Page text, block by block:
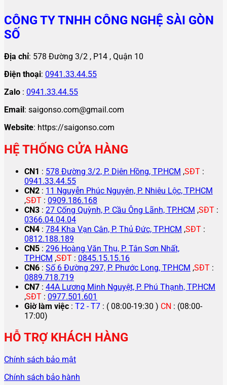
CÔNG TY TNHH CÔNG NGHỆ SÀI GÒN
SỐ
Địa chỉ: 578 Đường 3/2 , P14 , Quận 10
Điện thoại: 0941.33.44.55
Zalo : 0941.33.44.55
Email: saigonso.com@gmail.com
Website: https://saigonso.com
HỆ THỐNG CỬA HÀNG
CN1 : 578 Đường 3/2, P. Diên Hồng, TP.HCM ,SĐT :
0941.33.44.55
CN2 : 11 Nguyễn Phúc Nguyên, P. Nhiêu Lộc, TP.HCM
,SĐT : 0909.186.168
CN3 : 27 Cống Quỳnh, P. Cầu Ông Lãnh, TP.HCM ,SĐT :
0366.04.04.04
CN4 : 784 Kha Vạn Cân, P. Thủ Đức, TP.HCM ,SĐT :
0812.188.189
CN5 : 296 Hoàng Văn Thụ, P. Tân Sơn Nhất,
TP.HCM ,SĐT : 0845.15.15.16
CN6 : Số 6 Đường 297, P. Phước Long, TP.HCM ,SĐT :
0889.718.719
CN7 : 44A Lương Minh Nguyệt, P. Phú Thạnh, TP.HCM
,SĐT : 0977.501.601
Giờ làm việc : T2 - T7 : ( 08:00-19:30 ) CN : (08:00-
17:00)
HỖ TRỢ KHÁCH HÀNG
Chính sách bảo mật
Chính sách bảo hành